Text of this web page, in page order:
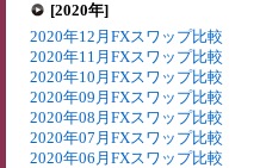
[2020年]
2020年12月FXスワップ比較
2020年11月FXスワップ比較
2020年10月FXスワップ比較
2020年09月FXスワップ比較
2020年08月FXスワップ比較
2020年07月FXスワップ比較
2020年06月FXスワップ比較